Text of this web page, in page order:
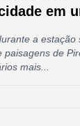
em
a estação
de
mais...